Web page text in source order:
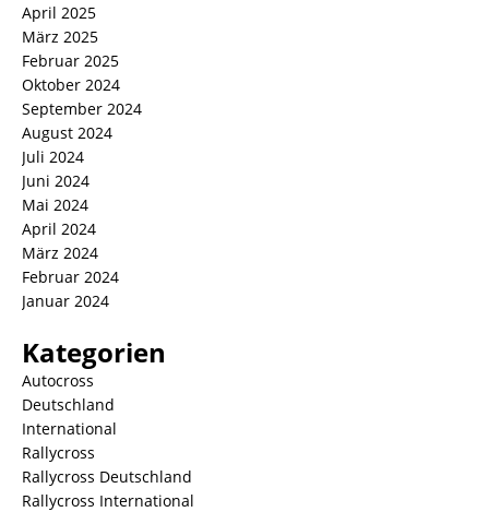
April 2025
März 2025
Februar 2025
Oktober 2024
September 2024
August 2024
Juli 2024
Juni 2024
Mai 2024
April 2024
März 2024
Februar 2024
Januar 2024
Kategorien
Autocross
Deutschland
International
Rallycross
Rallycross Deutschland
Rallycross International